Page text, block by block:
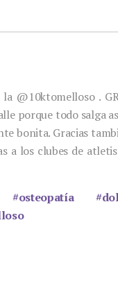
@10ktomelloso .
porque todo salga
bonita. Gracias
a los clubes de
#osteopatía